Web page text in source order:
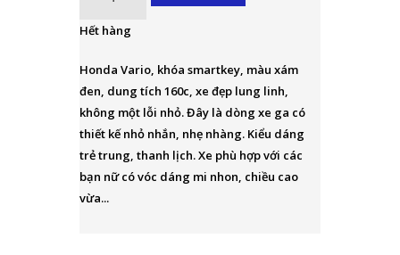
Hết hàng
Honda Vario, khóa smartkey, màu xám
đen, dung tích 160c, xe đẹp lung linh,
không một lỗi nhỏ. Đây là dòng xe ga có
thiết kế nhỏ nhắn, nhẹ nhàng. Kiểu dáng
trẻ trung, thanh lịch. Xe phù hợp với các
bạn nữ có vóc dáng mi nhon, chiều cao
vừa...